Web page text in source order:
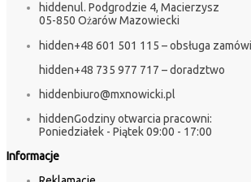
hiddenul. Podgrodzie 4, Macierzysz
05-850 Ożarów Mazowiecki
hidden+48 601 501 115 – obsługa
hidden+48 735 977 717 – doradztwo
hiddenbiuro@mxnowicki.pl
hiddenGodziny otwarcia pracowni:
Poniedziałek - Piątek 09:00 - 17:00
Informacje